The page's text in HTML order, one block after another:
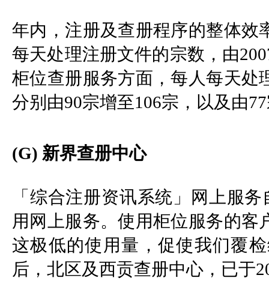
年内，注册及查册程序的整体效
每天处理注册文件的宗数，由
柜位查册服务方面，每人每天处
分别由90宗增至106宗，以及由
(G) 新界查册中心
「综合注册资讯系统」网上服
用网上服务。使用柜位服务的
这极低的使用量，促使我们覆
后，北区及西贡查册中心，已于